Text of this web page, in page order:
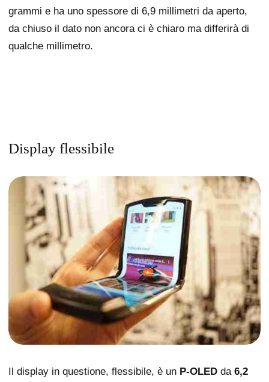
grammi e ha uno spessore di 6,9 millimetri da aperto,
da chiuso il dato non ancora ci è chiaro ma differirà di
qualche millimetro.
Display flessibile
Il display in questione, flessibile, è un P-OLED da 6,2